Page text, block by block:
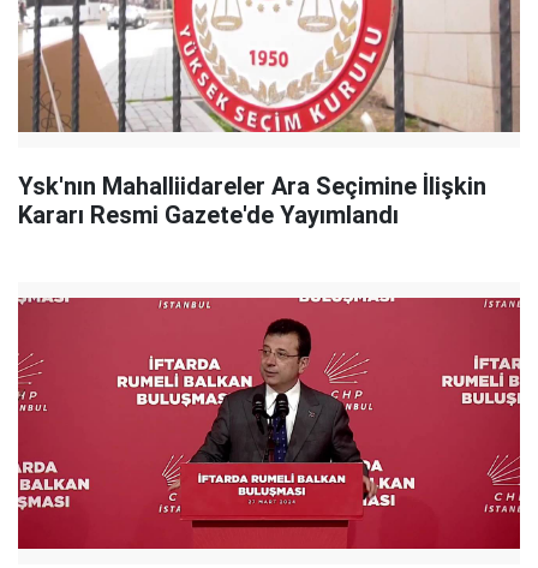
Ysk'nın Mahalliidareler Ara Seçimine İlişkin
Kararı Resmi Gazete'de Yayımlandı